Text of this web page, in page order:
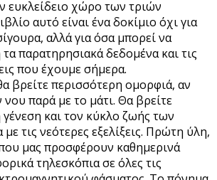
ευκλείδειο χώρο των τριών
αυτό είναι ένα δοκίμιο όχι για
αλλά για όσα μπορεί να
παρατηρησιακά δεδομένα και τις
που έχουμε σήμερα.
βρείτε περισσότερη ομορφιά, αν
νου παρά με το μάτι. Θα βρείτε
γένεση και τον κύκλο ζωής των
τις νεότερες εξελίξεις. Πρώτη ύλη,
μας προσφέρουν καθημερινά
τηλεσκόπια σε όλες τις